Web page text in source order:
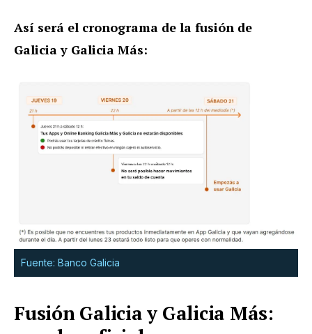
Así será el cronograma de la fusión de
Galicia y Galicia Más:
Fuente: Banco Galicia
Fusión Galicia y Galicia Más: